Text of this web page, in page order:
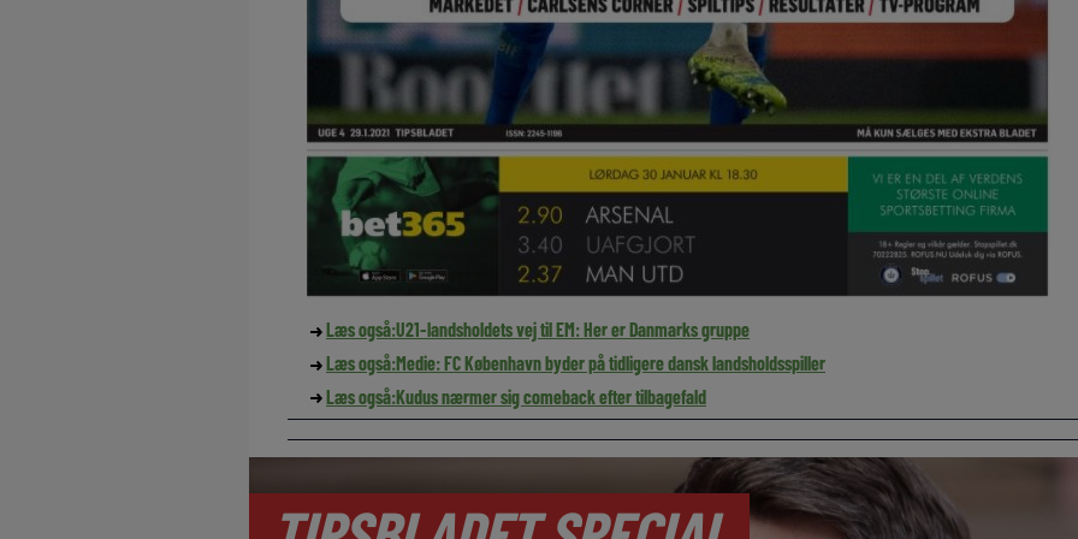
Læs også:U21-landsholdets vej til EM: Her er Danmarks gruppe
Læs også:Medie: FC København byder på tidligere dansk landsholdsspiller
Læs også:Kudus nærmer sig comeback efter tilbagefald